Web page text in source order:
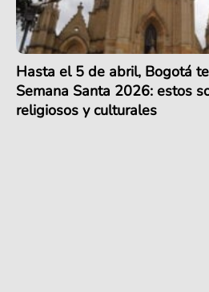
Hasta el 5 de abril, Bogotá
Semana Santa 2026: estos
religiosos y culturales